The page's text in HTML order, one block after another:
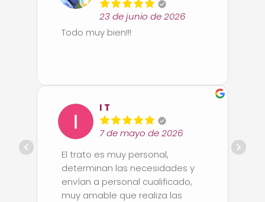
23 de junio de 2026
Todo muy bien!!!
I T
7 de mayo de 2026
El trato es muy personal,
determinan las necesidades y
envían a personal cualificado,
muy amable que realiza las